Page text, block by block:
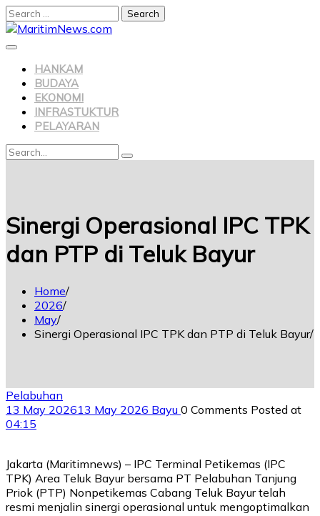
Search
for:
Skip
to
HANKAM
BUDAYA
EKONOMI
INFRASTUKTUR
PELAYARAN
Search
Search
Sinergi Operasional IPC TPK
dan PTP di Teluk Bayur
Home
2026
May
Sinergi Operasional IPC TPK dan PTP di Teluk Bayur
Pelabuhan
13 May 202613 May 2026 Bayu 0 Comments Posted at
04:15
Jakarta (Maritimnews) – IPC Terminal Petikemas (IPC
TPK) Area Teluk Bayur bersama PT Pelabuhan Tanjung
Priok (PTP) Nonpetikemas Cabang Teluk Bayur telah
resmi menjalin sinergi operasional untuk mengoptimalkan